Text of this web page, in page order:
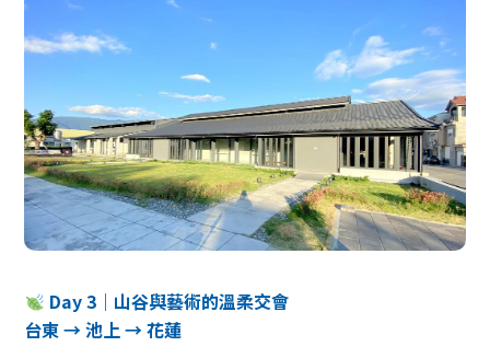
Day 3｜山谷與藝術的溫柔交會
台東 → 池上 → 花蓮